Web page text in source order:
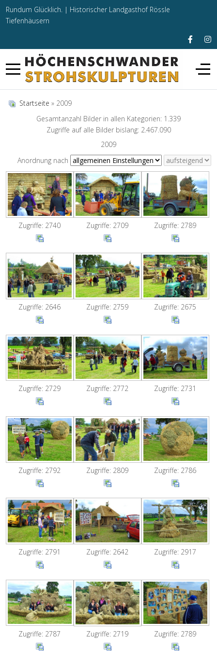
Rundum Glücklich. | Historischer Landgasthof Rössle
Tiefenhäusern
Startseite » 2009
Gesamtanzahl Bilder in allen Kategorien: 1.339
Zugriffe auf alle Bilder bislang: 2.467.090
2009
Anordnung nach
Zugriffe: 2740 Zugriffe: 2709 Zugriffe: 2789
Zugriffe: 2646 Zugriffe: 2759 Zugriffe: 2675
Zugriffe: 2729 Zugriffe: 2772 Zugriffe: 2731
Zugriffe: 2792 Zugriffe: 2809 Zugriffe: 2786
Zugriffe: 2791 Zugriffe: 2642 Zugriffe: 2917
Zugriffe: 2787 Zugriffe: 2719 Zugriffe: 2789